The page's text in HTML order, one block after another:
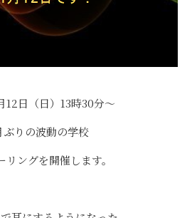
12日（日）13時30分～
ぶりの波動の学校
リングを開催します。